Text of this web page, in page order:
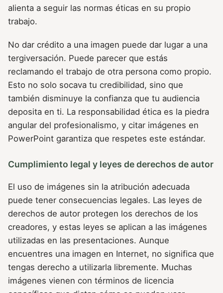
alienta a seguir las normas éticas en su propio
trabajo.
No dar crédito a una imagen puede dar lugar a una
tergiversación. Puede parecer que estás
reclamando el trabajo de otra persona como propio.
Esto no solo socava tu credibilidad, sino que
también disminuye la confianza que tu audiencia
deposita en ti. La responsabilidad ética es la piedra
angular del profesionalismo, y citar imágenes en
PowerPoint garantiza que respetes este estándar.
Cumplimiento legal y leyes de derechos de autor
El uso de imágenes sin la atribución adecuada
puede tener consecuencias legales. Las leyes de
derechos de autor protegen los derechos de los
creadores, y estas leyes se aplican a las imágenes
utilizadas en las presentaciones. Aunque
encuentres una imagen en Internet, no significa que
tengas derecho a utilizarla libremente. Muchas
imágenes vienen con términos de licencia